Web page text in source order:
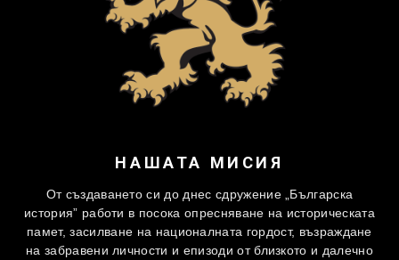
НАШАТА МИСИЯ
От създаването си до днес сдружение „Българска
история” работи в посока опресняване на историческата
памет, засилване на националната гордост, възраждане
на забравени личности и епизоди от близкото и далечно